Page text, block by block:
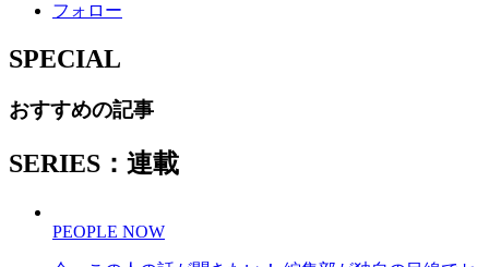
フォロー
SPECIAL
おすすめの記事
SERIES：連載
PEOPLE NOW